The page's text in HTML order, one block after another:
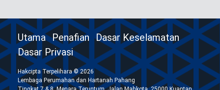
Utama Penafian Dasar Keselamatan
Dasar Privasi
Hakcipta Terpelihara © 2026
Lembaga Perumahan dan Hartanah Pahang